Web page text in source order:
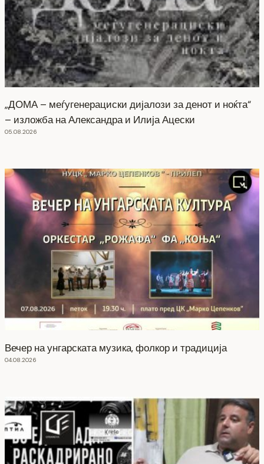
„ДОМА – меѓугенерациски дијалози за денот и ноќта“
– изложба на Александра и Илија Ацески
05.08.2026
Вечер на унгарската музика, фолкор и традиција
04.08.2026